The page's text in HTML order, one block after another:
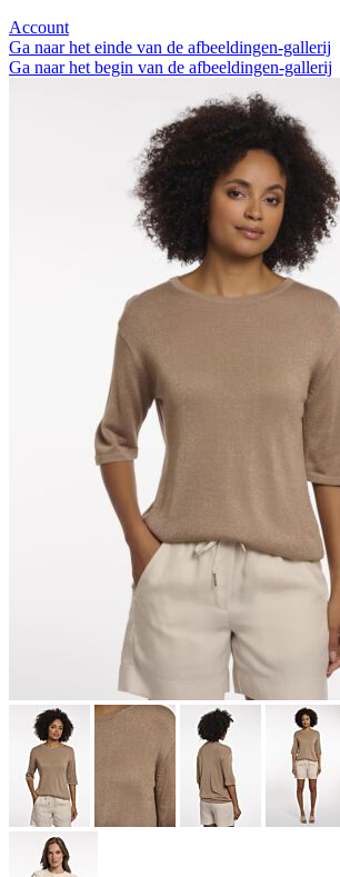
Account
Ga naar het einde van de afbeeldingen-gallerij
Ga naar het begin van de afbeeldingen-gallerij